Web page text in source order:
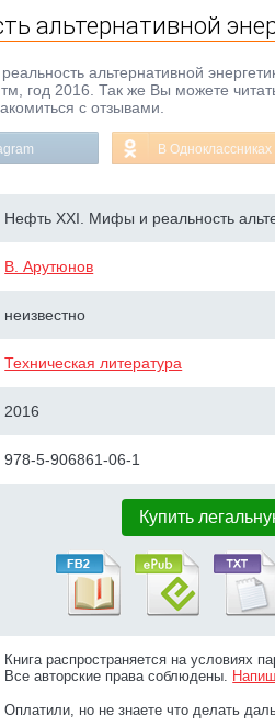
альтернативной
альтернативной
год 2016. Так же Вы можете
с отзывами.
В Одноклассниках
Нефть XXI. Мифы и реальность
В. Арутюнов
неизвестно
Техническая литература
2016
978-5-906861-06-1
Купить
Книга распространяется на условиях
Все авторские права соблюдены.
Оплатили, но не знаете что делать